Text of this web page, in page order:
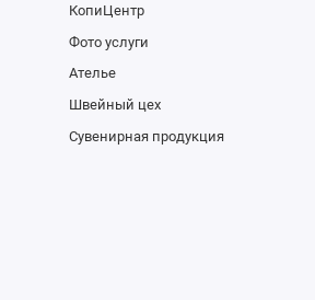
КопиЦентр
Фото услуги
Ателье
Швейный цех
Сувенирная продукция